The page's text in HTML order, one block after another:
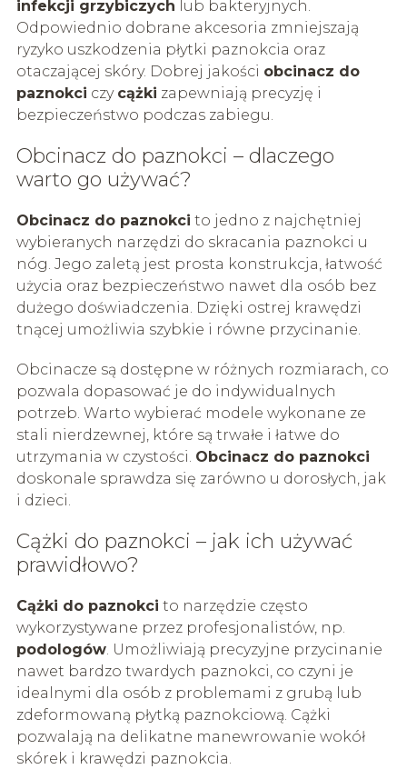
infekcji grzybiczych lub bakteryjnych.
Odpowiednio dobrane akcesoria zmniejszają
ryzyko uszkodzenia płytki paznokcia oraz
otaczającej skóry. Dobrej jakości obcinacz do
paznokci czy cążki zapewniają precyzję i
bezpieczeństwo podczas zabiegu.
Obcinacz do paznokci – dlaczego
warto go używać?
Obcinacz do paznokci to jedno z najchętniej
wybieranych narzędzi do skracania paznokci u
nóg. Jego zaletą jest prosta konstrukcja, łatwość
użycia oraz bezpieczeństwo nawet dla osób bez
dużego doświadczenia. Dzięki ostrej krawędzi
tnącej umożliwia szybkie i równe przycinanie.
Obcinacze są dostępne w różnych rozmiarach, co
pozwala dopasować je do indywidualnych
potrzeb. Warto wybierać modele wykonane ze
stali nierdzewnej, które są trwałe i łatwe do
utrzymania w czystości. Obcinacz do paznokci
doskonale sprawdza się zarówno u dorosłych, jak
i dzieci.
Cążki do paznokci – jak ich używać
prawidłowo?
Cążki do paznokci to narzędzie często
wykorzystywane przez profesjonalistów, np.
podologów. Umożliwiają precyzyjne przycinanie
nawet bardzo twardych paznokci, co czyni je
idealnymi dla osób z problemami z grubą lub
zdeformowaną płytką paznokciową. Cążki
pozwalają na delikatne manewrowanie wokół
skórek i krawędzi paznokcia.